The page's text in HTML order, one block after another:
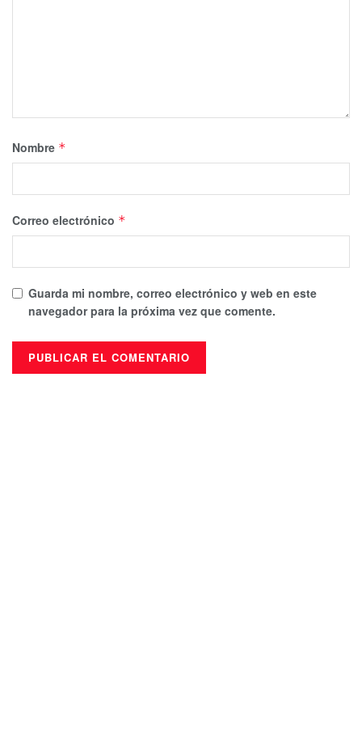
Nombre *
Correo electrónico *
Guarda mi nombre, correo electrónico y web en este
navegador para la próxima vez que comente.